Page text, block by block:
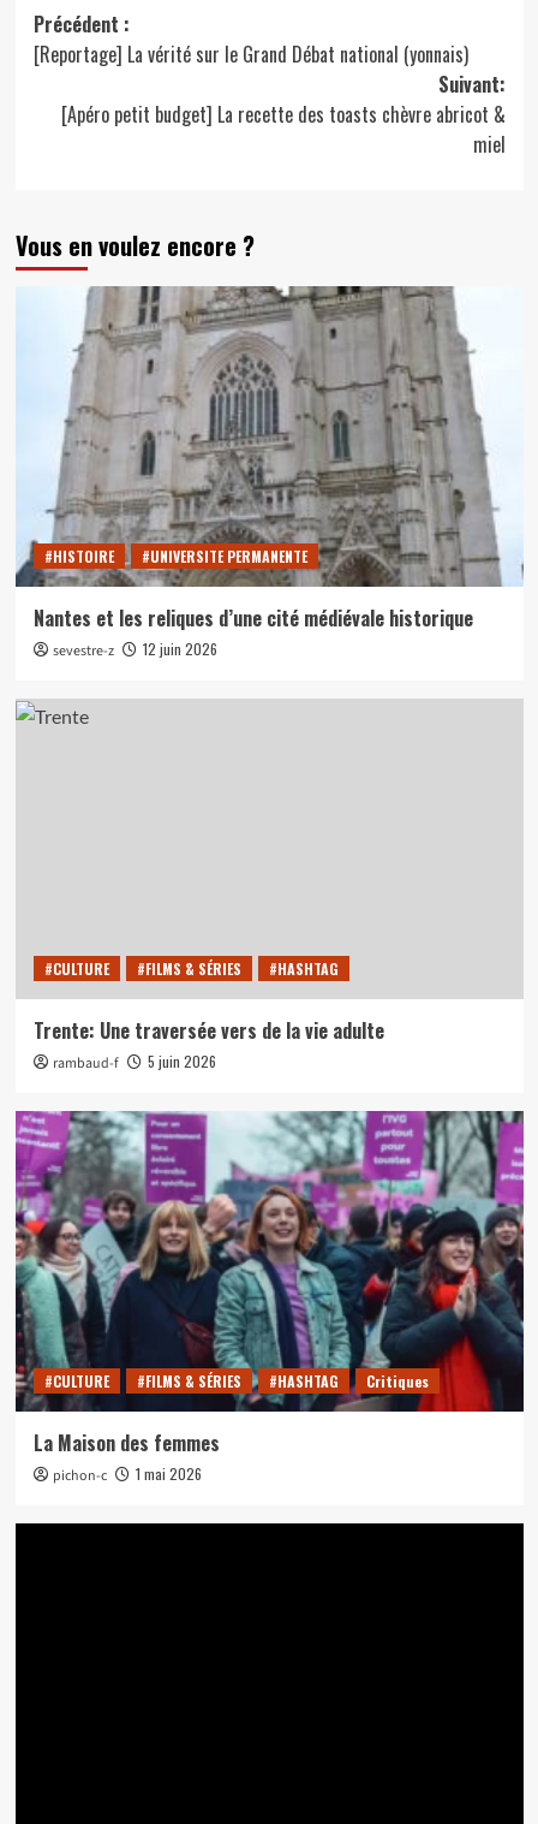
Navigation
d’article
Précédent :
[Reportage] La vérité sur le Grand Débat national (yonnais)
Suivant:
[Apéro petit budget] La recette des toasts chèvre abricot &
miel
Vous en voulez encore ?
#HISTOIRE #UNIVERSITE PERMANENTE
Nantes et les reliques d’une cité médiévale historique
sevestre-z 12 juin 2026
#CULTURE #FILMS & SÉRIES #HASHTAG
Trente: Une traversée vers de la vie adulte
rambaud-f 5 juin 2026
#CULTURE #FILMS & SÉRIES #HASHTAG Critiques
La Maison des femmes
pichon-c 1 mai 2026